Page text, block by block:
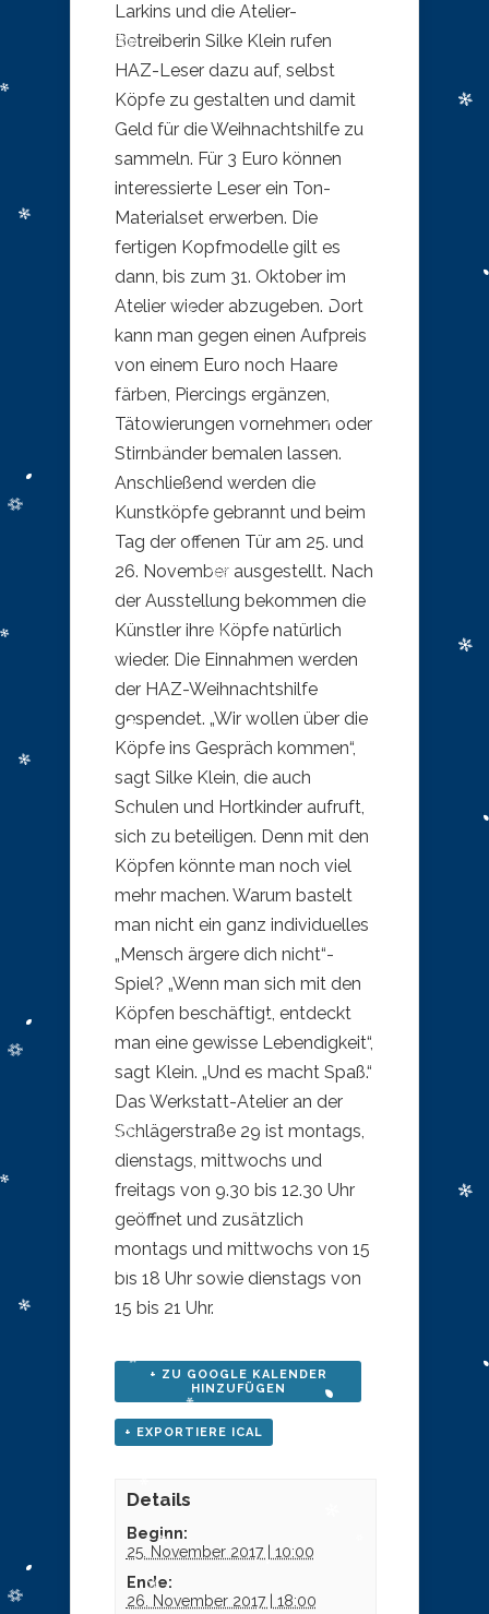
Larkins und die Atelier-
Betreiberin Silke Klein rufen
HAZ-Leser dazu auf, selbst
Köpfe zu gestalten und damit
Geld für die Weihnachtshilfe zu
sammeln. Für 3 Euro können
interessierte Leser ein Ton-
Materialset erwerben. Die
fertigen Kopfmodelle gilt es
dann, bis zum 31. Oktober im
Atelier wieder abzugeben. Dort
kann man gegen einen Aufpreis
von einem Euro noch Haare
färben, Piercings ergänzen,
Tätowierungen vornehmen oder
Stirnbänder bemalen lassen.
Anschließend werden die
Kunstköpfe gebrannt und beim
Tag der offenen Tür am 25. und
26. November ausgestellt. Nach
der Ausstellung bekommen die
Künstler ihre Köpfe natürlich
wieder. Die Einnahmen werden
der HAZ-Weihnachtshilfe
gespendet. „Wir wollen über die
Köpfe ins Gespräch kommen“,
sagt Silke Klein, die auch
Schulen und Hortkinder aufruft,
sich zu beteiligen. Denn mit den
Köpfen könnte man noch viel
mehr machen. Warum bastelt
man nicht ein ganz individuelles
„Mensch ärgere dich nicht“-
Spiel? „Wenn man sich mit den
Köpfen beschäftigt, entdeckt
man eine gewisse Lebendigkeit“,
sagt Klein. „Und es macht Spaß.“
Das Werkstatt-Atelier an der
Schlägerstraße 29 ist montags,
dienstags, mittwochs und
freitags von 9.30 bis 12.30 Uhr
geöffnet und zusätzlich
montags und mittwochs von 15
bis 18 Uhr sowie dienstags von
15 bis 21 Uhr.
+ ZU GOOGLE KALENDER
HINZUFÜGEN
+ EXPORTIERE ICAL
Details
Beginn:
25. November 2017 | 10:00
Ende:
26. November 2017 | 18:00